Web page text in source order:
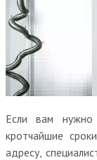
Если вам нужно
кротчайшие
адресу,